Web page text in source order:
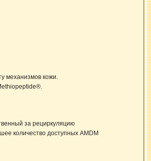
механизмов кожи.
за рециркуляцию
количество доступных AMDM